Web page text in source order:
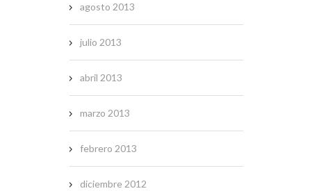
agosto 2013
julio 2013
abril 2013
marzo 2013
febrero 2013
diciembre 2012